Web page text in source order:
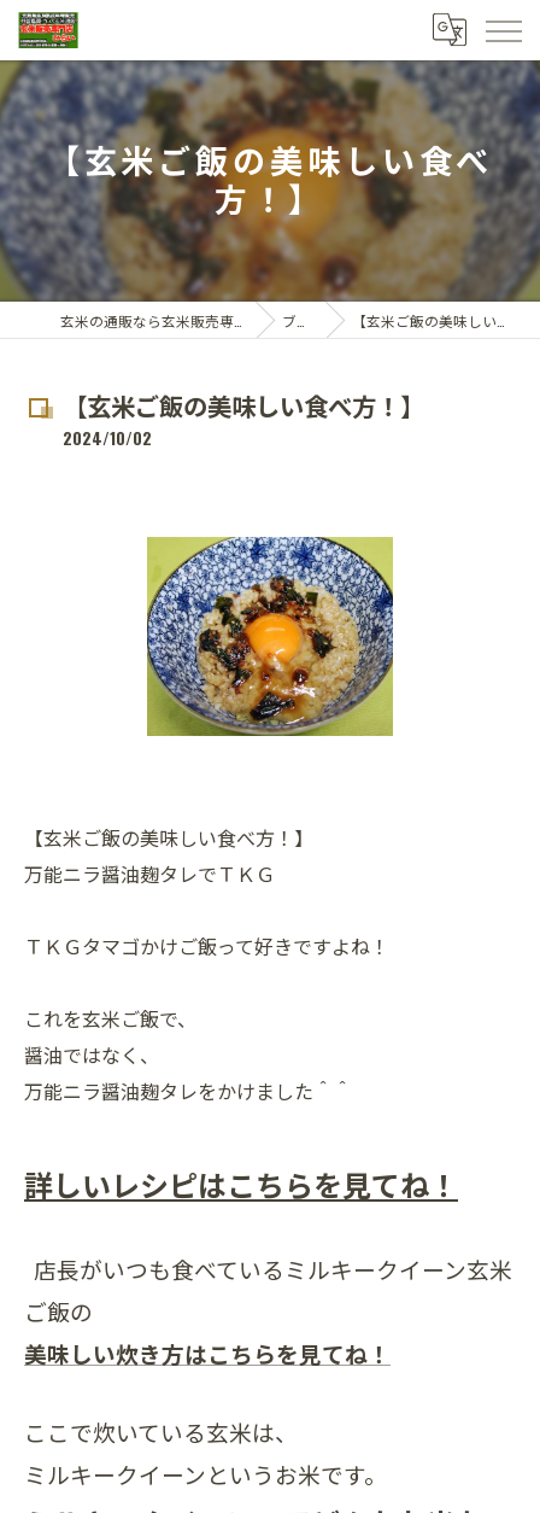
【玄米ご飯の美味しい食べ
方！】
ブログ 【玄米ご飯の美味しい食べ方！】
【玄米ご飯の美味しい食べ方！】
2024/10/02
【玄米ご飯の美味しい食べ方！】
万能ニラ醤油麹タレでＴＫＧ
ＴＫＧタマゴかけご飯って好きですよね！
これを玄米ご飯で、
醤油ではなく、
万能ニラ醤油麹タレをかけました＾＾
詳しいレシピはこちらを見てね！
店長がいつも食べているミルキークイーン玄米
ご飯の
美味しい炊き方はこちらを見てね！
ここで炊いている玄米は、
ミルキークイーンというお米です。